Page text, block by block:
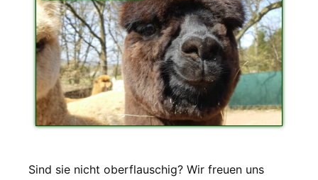
Sind sie nicht oberflauschig? Wir freuen uns